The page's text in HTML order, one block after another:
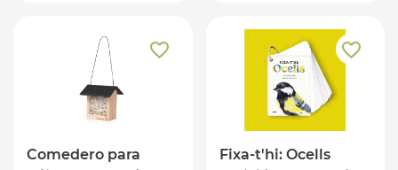
Comedero para
Fixa-t'hi: Ocells